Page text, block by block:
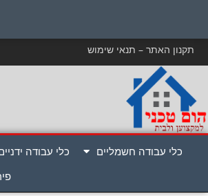
תקנון האתר – תנאי שימוש
כלי עבודה חשמליים כלי עבודה